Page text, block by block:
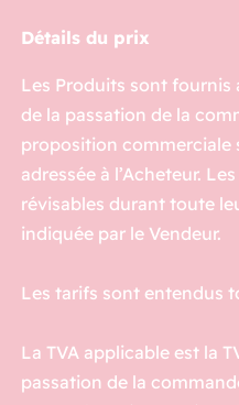
Détails du prix
Les Produits sont
de la passation de la
proposition
adressée à l’Acheteur.
révisables durant toute
indiquée par le Vendeur.
Les tarifs sont entendus
La TVA applicable est la
passation de la